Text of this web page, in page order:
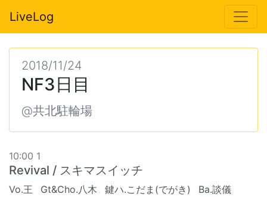
LiveLog
2018/11/24
NF3日目
@共北駐輪場
10:00 1
Revival / スキマスイッチ
Vo.王 Gt&Cho.八木 鍵ハ.こだま(でがき)
Ba.談儀